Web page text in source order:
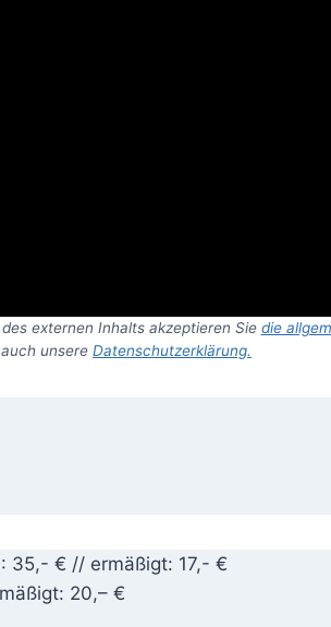
externen Inhalts akzeptieren Sie die
auch unsere Datenschutzerklärung.
35,- € // ermäßigt: 17,- €
20,– €